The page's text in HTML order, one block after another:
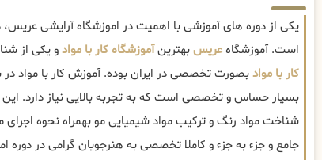
یکی از دوره های آموزشی با اهمیت در اموزشگاه آرایشی عریس،
است. آموزشگاهعریسبهترینآموزشگاه کار با موادو یکی از
کار با موادبصورت تخصصی در ایران بوده. آموزش کار با مواد
بسیار حساس و تخصصی است که به تجربه بالایی نیاز دارد.
شناخت مواد رنگ و ترکیب مواد شیمیایی مو بهمراه نحوه
جامع و جزء به جزء و کاملا تخصصی به هنرجویان گرامی در دوره